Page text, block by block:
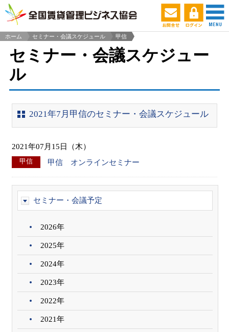
ホーム
セミナー・会議スケジュール
甲信
セミナー・会議スケジュー
ル
2021年7月甲信のセミナー・会議スケジュール
2021年07月15日（木）
甲信 甲信 オンラインセミナー
セミナー・会議予定
2026年
2025年
2024年
2023年
2022年
2021年